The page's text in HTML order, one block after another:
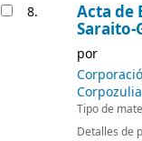
8. Acta de
Saraito-
por
Corpozulia
Tipo de
Detalles de